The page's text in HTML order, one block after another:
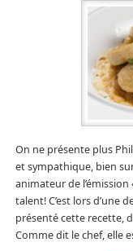
On ne présente plus
et sympathique, bien
animateur de
talent! C’est lors d’une
présenté cette recette,
Comme dit le chef, elle